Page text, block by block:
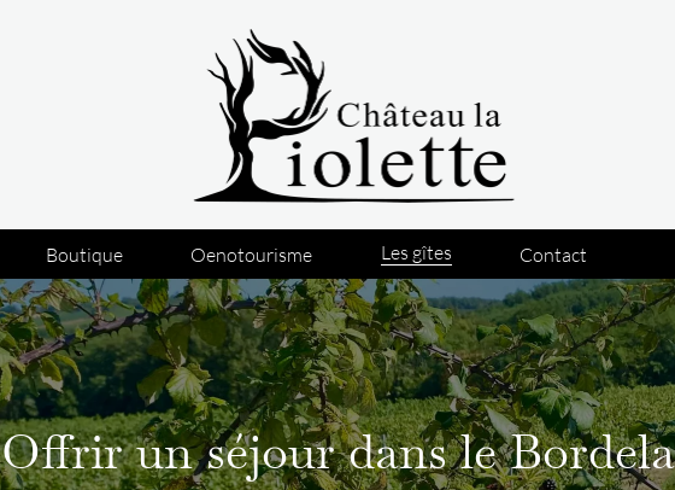
Boutique Oenotourisme Les gîtes Contact
Offrir un séjour dans le